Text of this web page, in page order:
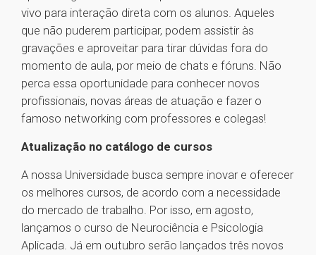
vivo para interação direta com os alunos. Aqueles
que não puderem participar, podem assistir às
gravações e aproveitar para tirar dúvidas fora do
momento de aula, por meio de chats e fóruns. Não
perca essa oportunidade para conhecer novos
profissionais, novas áreas de atuação e fazer o
famoso networking com professores e colegas!
Atualização no catálogo de cursos
A nossa Universidade busca sempre inovar e oferecer
os melhores cursos, de acordo com a necessidade
do mercado de trabalho. Por isso, em agosto,
lançamos o curso de Neurociência e Psicologia
Aplicada. Já em outubro serão lançados três novos